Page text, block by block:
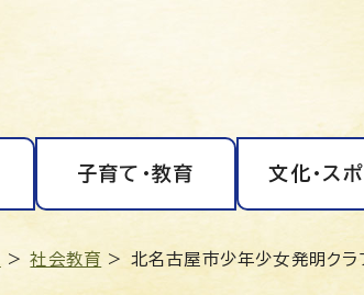
子育て・教育 文化・ス
>社会教育 > 北名古屋市少年少女発明クラ